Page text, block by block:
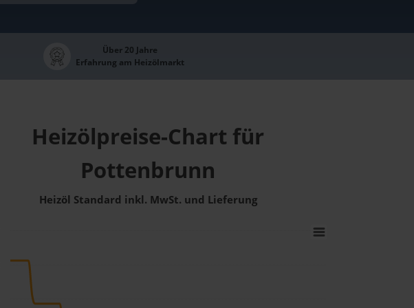
Über 20 Jahre
Erfahrung am Heizölmarkt
Heizölpreise-Chart für
Pottenbrunn
Heizöl Standard inkl. MwSt. und Lieferung